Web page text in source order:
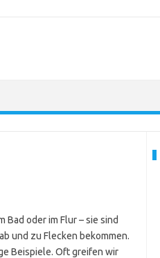
Bad oder im Flur – sie sind
und zu Flecken bekommen.
Beispiele. Oft greifen wir